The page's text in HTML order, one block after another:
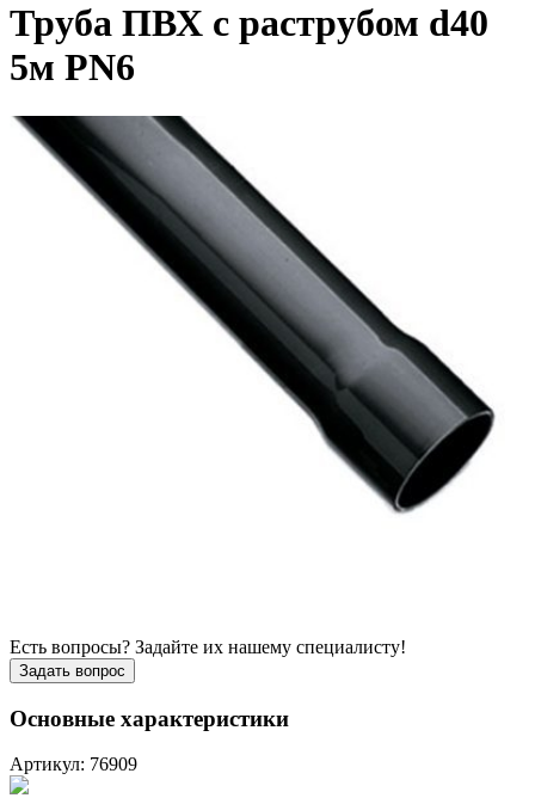
Труба ПВХ с раструбом d40
5м PN6
Есть вопросы? Задайте их нашему специалисту!
Задать вопрос
Основные характеристики
Артикул: 76909